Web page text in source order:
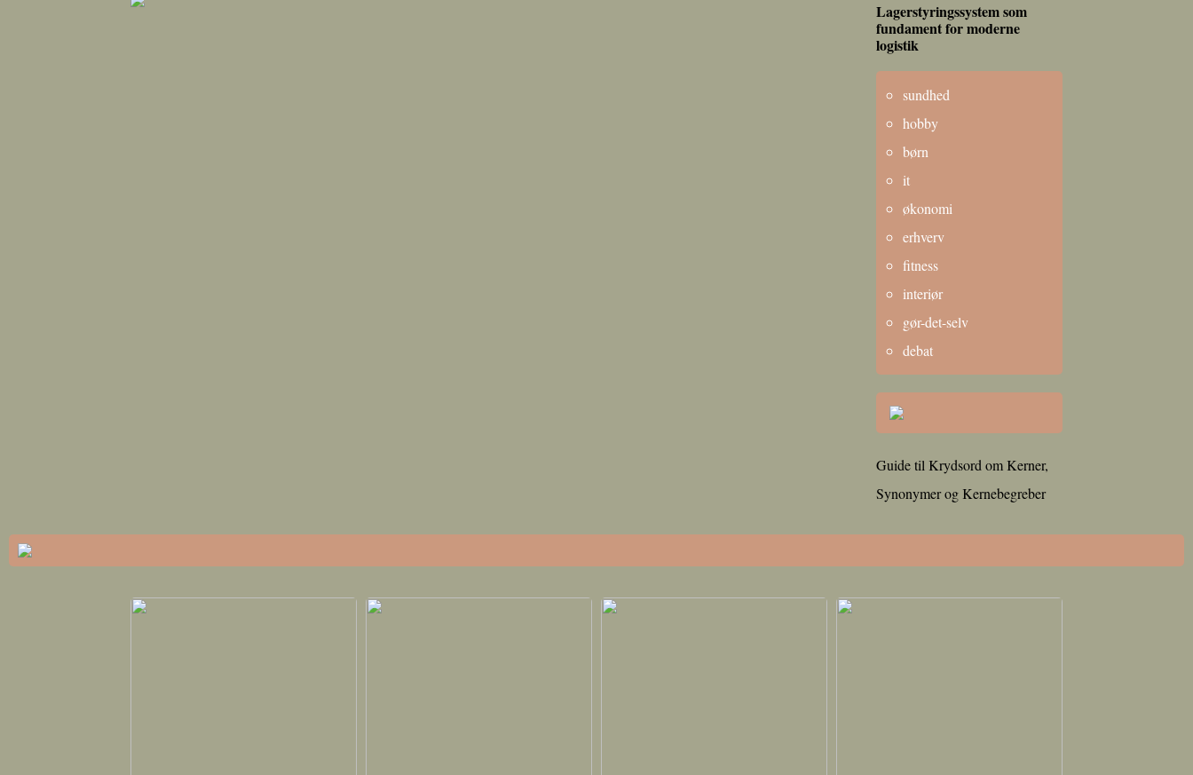
Lagerstyringssystem som
fundament for moderne
logistik
sundhed
hobby
børn
it
økonomi
erhverv
fitness
interiør
gør-det-selv
debat
Guide til Krydsord om Kerner,
Synonymer og Kernebegreber